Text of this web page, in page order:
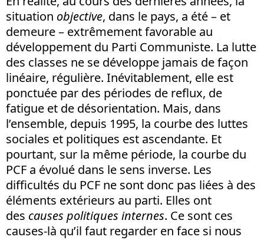
situation objective, dans le pays, a été – et
demeure – extrêmement favorable au
développement du Parti Communiste. La lutte
des classes ne se développe jamais de façon
linéaire, régulière. Inévitablement, elle est
ponctuée par des périodes de reflux, de
fatigue et de désorientation. Mais, dans
l’ensemble, depuis 1995, la courbe des luttes
sociales et politiques est ascendante. Et
pourtant, sur la même période, la courbe du
PCF a évolué dans le sens inverse. Les
difficultés du PCF ne sont donc pas liées à des
éléments extérieurs au parti. Elles ont
des causes politiques internes. Ce sont ces
causes-là qu’il faut regarder en face si nous